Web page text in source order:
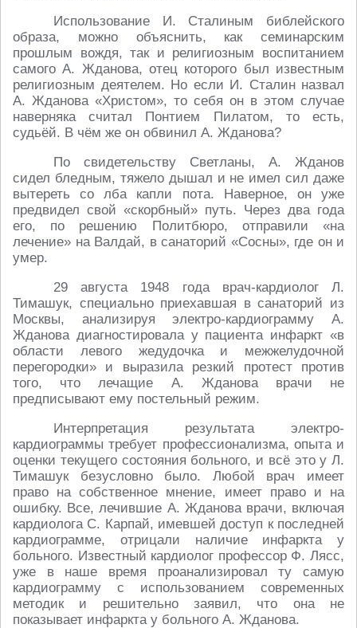
Использование И. Сталиным библейского
образа, можно объяснить, как семинарским
прошлым вождя, так и религиозным воспитанием
самого А. Жданова, отец которого был известным
религиозным деятелем. Но если И. Сталин назвал
А. Жданова «Христом», то себя он в этом случае
наверняка считал Понтием Пилатом, то есть,
судьёй. В чём же он обвинил А. Жданова?
По свидетельству Светланы, А. Жданов
сидел бледным, тяжело дышал и не имел сил даже
вытереть со лба капли пота. Наверное, он уже
предвидел свой «скорбный» путь. Через два года
его, по решению Политбюро, отправили «на
лечение» на Валдай, в санаторий «Сосны», где он и
умер.
29 августа 1948 года врач-кардиолог Л.
Тимашук, специально приехавшая в санаторий из
Москвы, анализируя электро-кардиограмму А.
Жданова диагностировала у пациента инфаркт «в
области левого жедудочка и межжелудочной
перегородки» и выразила резкий протест против
того, что лечащие А. Жданова врачи не
предписывают ему постельный режим.
Интерпретация результата электро-
кардиограммы требует профессионализма, опыта и
оценки текущего состояния больного, и всё это у Л.
Тимашук безусловно было. Любой врач имеет
право на собственное мнение, имеет право и на
ошибку. Все, лечившие А. Жданова врачи, включая
кардиолога С. Карпай, имевшей доступ к последней
кардиограмме, отрицали наличие инфаркта у
больного. Известный кардиолог профессор Ф. Лясс,
уже в наше время проанализировал ту самую
кардиограмму с использованием современных
методик и решительно заявил, что она не
показывает инфаркта у больного А. Жданова.